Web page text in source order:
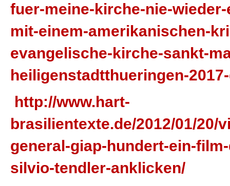
fuer-meine-kirche-nie-
mit-einem-amerikanischen-
evangelische-kirche-sankt-
heiligenstadtthueringen-
http://www.hart-
brasilientexte.de/2012/01/20/
general-giap-hundert-ein-
silvio-tendler-anklicken/